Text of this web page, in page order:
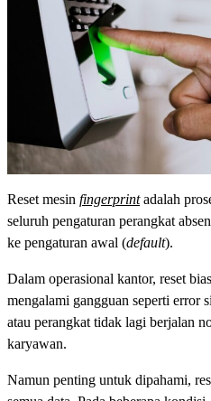
Reset mesin fingerprint adalah
seluruh pengaturan perangkat
ke pengaturan awal (default).
Dalam operasional kantor, reset
mengalami gangguan seperti error
atau perangkat tidak lagi berjalan
karyawan.
Namun penting untuk dipahami,